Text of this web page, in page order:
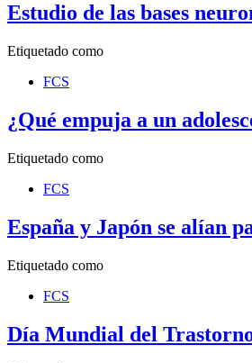
Estudio de las bases
Etiquetado como
FCS
¿Qué empuja a un
Etiquetado como
FCS
España y Japón se alían
Etiquetado como
FCS
Día Mundial del